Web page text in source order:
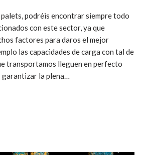
palets, podréis encontrar siempre todo
con este sector, ya que
factores para daros el mejor
las capacidades de carga con tal de
transportamos lleguen en perfecto
garantizar la plena…